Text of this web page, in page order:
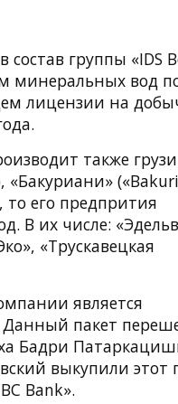
состав группы «IDS
минеральных вод
лицензии на
также
то его предпрития
В их числе:
«Трускавецкая
является
пакет
Бадри
выкупили этот
Bank».